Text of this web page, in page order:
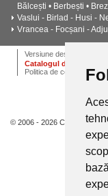
Bălcești • Berbești •
Vaslui - Birlad - Husi -
Vrancea - Focșani -
Versiune desktop
Catalogul de instalatii
Politica de
© 2006 - 2026 Calor.